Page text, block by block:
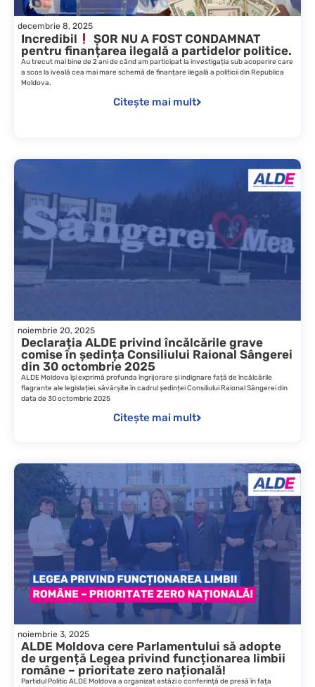
decembrie 8, 2025
Incredibil
ȘOR NU A FOST CONDAMNAT
pentru finanțarea ilegală a partidelor politice.
Au trecut mai bine de 2 ani de când am participat la investigația sub acoperire care
a scos la iveală cea mai mare schemă de finanțare ilegală a politicii din Republica
Moldova.
Citește mai mult
noiembrie 20, 2025
Declarația ALDE privind încălcările grave
comise în ședința Consiliului Raional Sângerei
din 30 octombrie 2025
ALDE Moldova își exprimă profunda îngrijorare și indignare față de încălcările
flagrante ale legislației, săvârșite în cadrul ședinței Consiliului Raional Sângerei din
data de 30 octombrie 2025
Citește mai mult
noiembrie 3, 2025
ALDE Moldova cere Parlamentului să adopte
de urgență Legea privind funcționarea limbii
române – prioritate zero națională!
Partidul Politic ALDE Moldova a organizat astăzi o conferință de presă în fața